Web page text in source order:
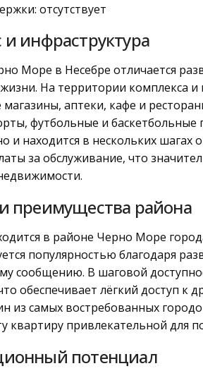
отсутствует
и инфраструктура
Море в Несебре отличается
На территории комплекса и
аптеки, кафе и
футбольные и
и находится в нескольких
за обслуживание, что
преимущества района
в районе Черно Море
популярностью благодаря
сообщению. В шаговой
обеспечивает лёгкий доступ к
из самых востребованных
квартиру привлекательной для
потенциал